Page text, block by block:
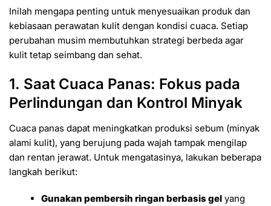
Inilah mengapa penting untuk menyesuaikan produk dan
kebiasaan perawatan kulit dengan kondisi cuaca. Setiap
perubahan musim membutuhkan strategi berbeda agar
kulit tetap seimbang dan sehat.
1. Saat Cuaca Panas: Fokus pada
Perlindungan dan Kontrol Minyak
Cuaca panas dapat meningkatkan produksi sebum (minyak
alami kulit), yang berujung pada wajah tampak mengilap
dan rentan jerawat. Untuk mengatasinya, lakukan beberapa
langkah berikut:
Gunakan pembersih ringan berbasis gel yang